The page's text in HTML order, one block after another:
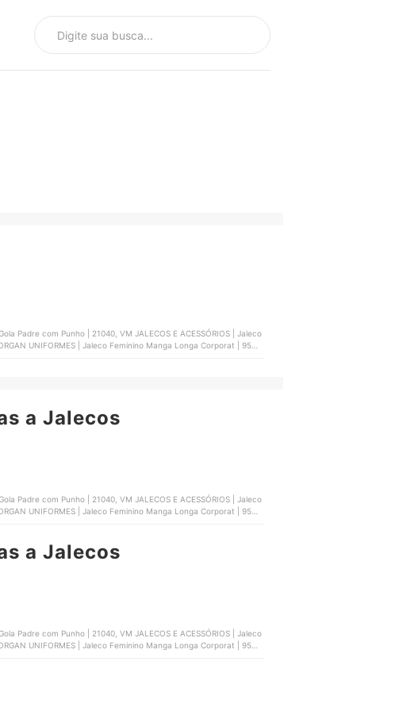
Padre com Punho | 21040, VM JALECOS E ACESSÓRIOS | Jaleco
UNIFORMES | Jaleco Feminino Manga Longa Corporat | 9502,
a Jalecos
Padre com Punho | 21040, VM JALECOS E ACESSÓRIOS | Jaleco
UNIFORMES | Jaleco Feminino Manga Longa Corporat | 9502,
a Jalecos
Padre com Punho | 21040, VM JALECOS E ACESSÓRIOS | Jaleco
UNIFORMES | Jaleco Feminino Manga Longa Corporat | 9502,